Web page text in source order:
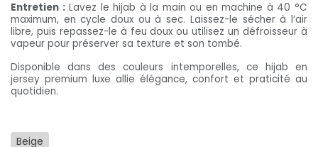
Entretien :Lavez le hijab à la main ou en machine à 40 °C
maximum, en cycle doux ou à sec. Laissez-le sécher à l’air
libre, puis repassez-le à feu doux ou utilisez un défroisseur à
vapeur pour préserver sa texture et son tombé.
Disponible dans des couleurs intemporelles, ce hijab en
jersey premium luxe allie élégance, confort et praticité au
quotidien.
Beige